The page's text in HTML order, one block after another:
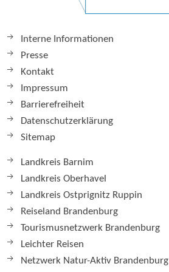
Interne Informationen
Presse
Kontakt
Impressum
Barrierefreiheit
Datenschutzerklärung
Sitemap
Landkreis Barnim
Landkreis Oberhavel
Landkreis Ostprignitz Ruppin
Reiseland Brandenburg
Tourismusnetzwerk Brandenburg
Leichter Reisen
Netzwerk Natur-Aktiv Brandenburg